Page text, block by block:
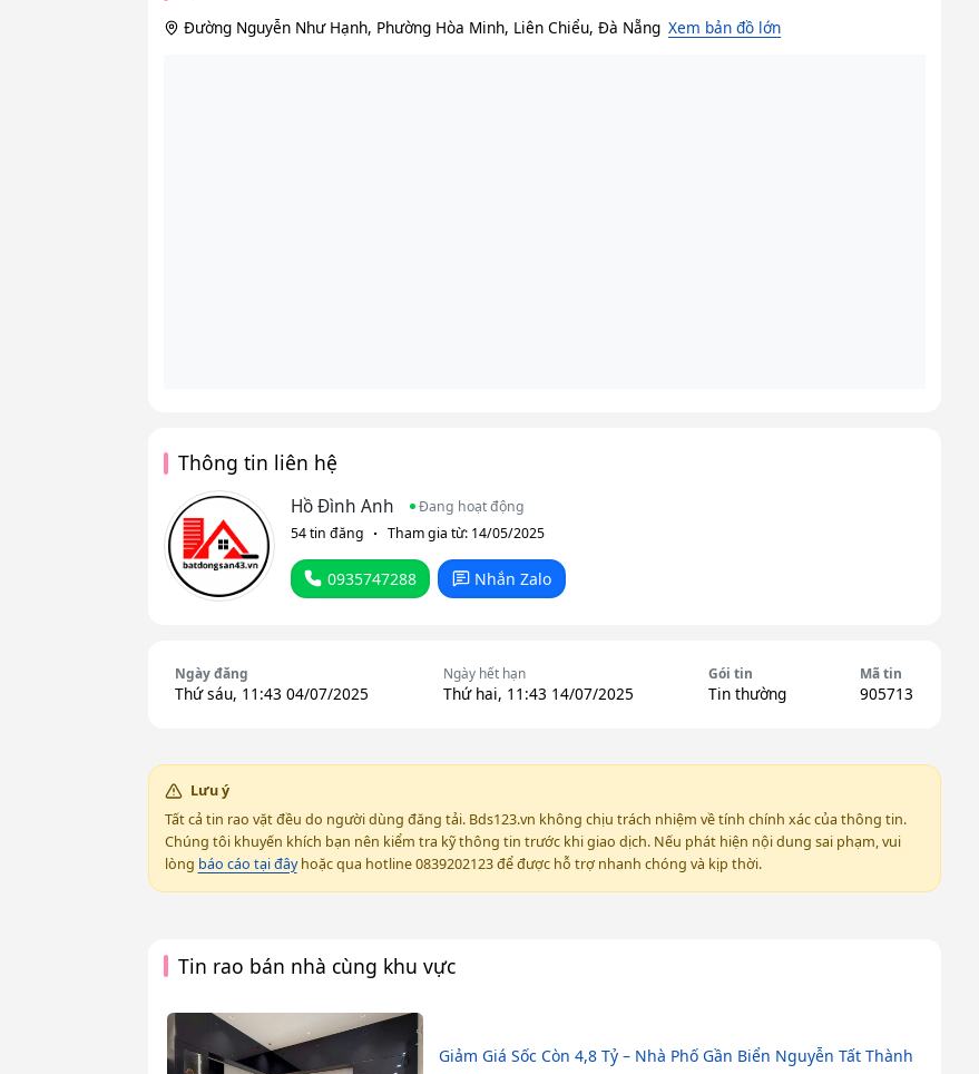
Đường Nguyễn Như Hạnh, Phường Hòa Minh, Liên Chiểu, Đà Nẵng Xem bản đồ lớn
Thông tin liên hệ
Hồ Đình Anh
Đang hoạt động
54 tin đăng
Tham gia từ: 14/05/2025
0935747288 Nhắn Zalo
Ngày đăng
Thứ sáu, 11:43 04/07/2025
Ngày hết hạn
Thứ hai, 11:43 14/07/2025
Gói tin
Tin thường
Mã tin
905713
Lưu ý
Tất cả tin rao vặt đều do người dùng đăng tải. Bds123.vn không chịu trách nhiệm về tính chính xác của thông tin.
Chúng tôi khuyến khích bạn nên kiểm tra kỹ thông tin trước khi giao dịch. Nếu phát hiện nội dung sai phạm, vui
lòng báo cáo tại đâyhoặc qua hotline 0839202123 để được hỗ trợ nhanh chóng và kịp thời.
Tin rao bán nhà cùng khu vực
Giảm Giá Sốc Còn 4,8 Tỷ – Nhà Phố Gần Biển Nguyễn Tất Thành